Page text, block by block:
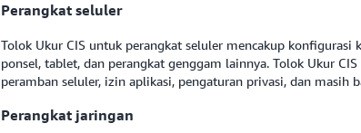
Perangkat seluler
Tolok Ukur CIS untuk perangkat seluler mencakup konfigurasi
ponsel, tablet, dan perangkat genggam lainnya. Tolok Ukur
peramban seluler, izin aplikasi, pengaturan privasi, dan masih
Perangkat jaringan